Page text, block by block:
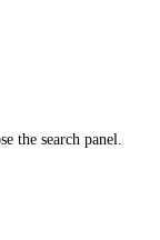
the search panel.